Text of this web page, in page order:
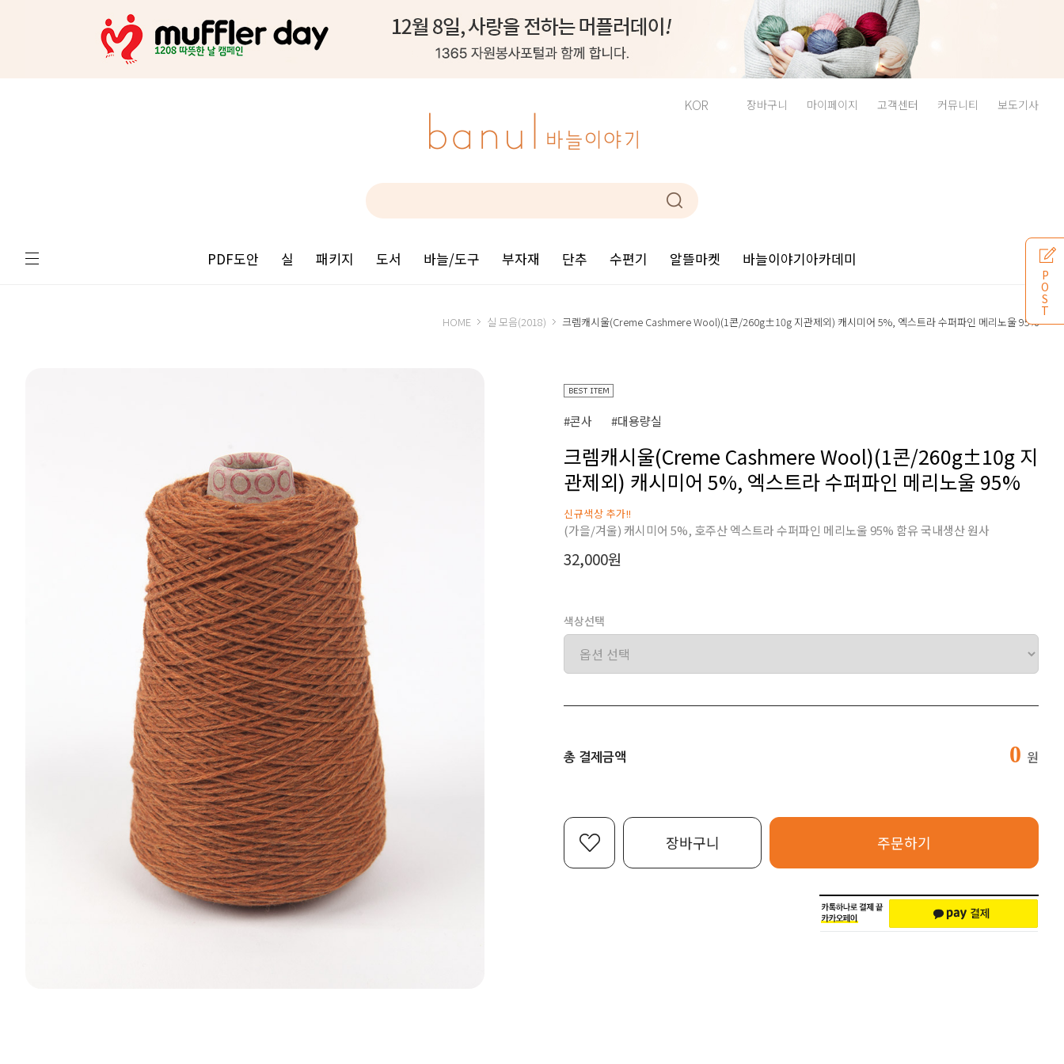
KOR 장바구니 마이페이지 고객센터 커뮤니티 보도기사
PDF도안 실 패키지 도서 바늘/도구 부자재 단추 수편기 알뜰마켓 바늘이야기아카데미
HOME 실 모음(2018) 크렘캐시울(Creme Cashmere Wool)(1콘/260g±10g 지관제외) 캐시미어 5%, 엑스트라 수퍼파인 메리노울 95%
#콘사 #대용량실
크렘캐시울(Creme Cashmere Wool)(1콘/260g±10g 지
관제외) 캐시미어 5%, 엑스트라 수퍼파인 메리노울 95%
신규색상 추가!!
(가을/겨울) 캐시미어 5%, 호주산 엑스트라 수퍼파인 메리노울 95% 함유 국내생산 원사
32,000원
색상선택
총 결제금액 0 원
장바구니 주문하기
P
O
S
T